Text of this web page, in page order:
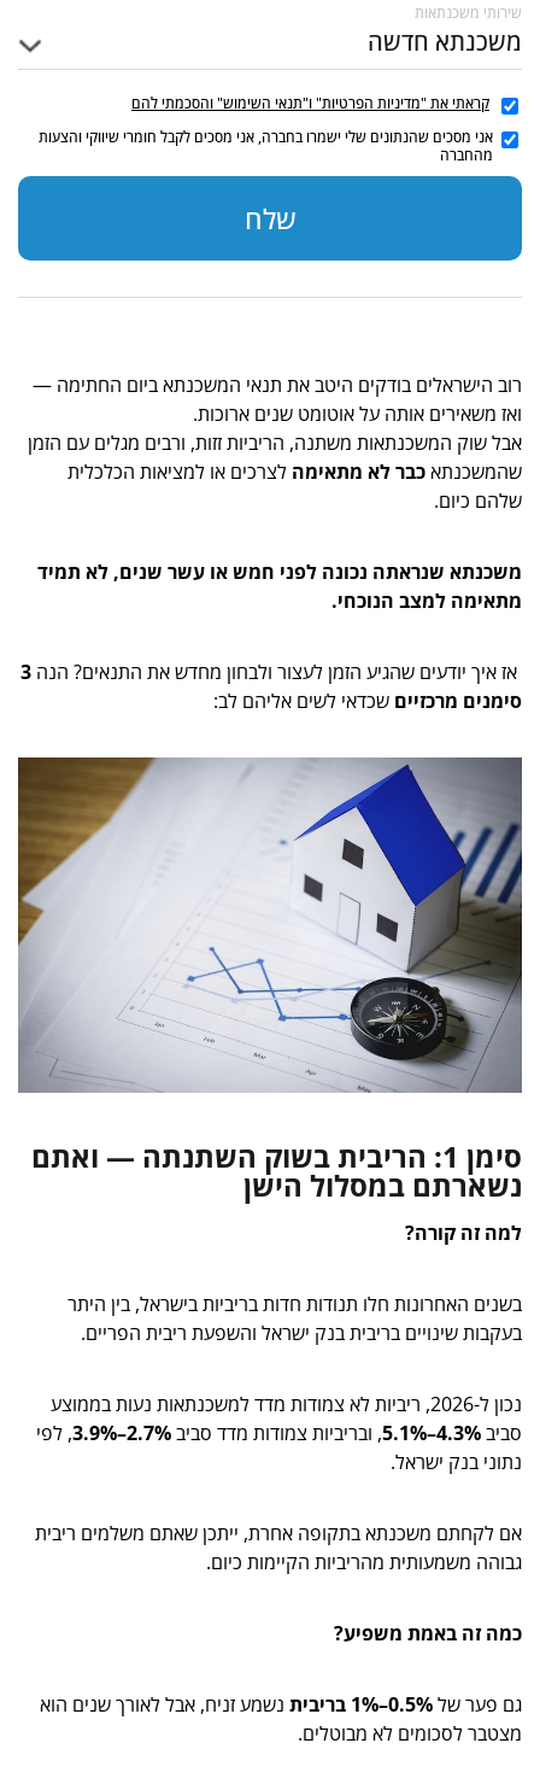
שירותי משכנתאות
קראתי את "מדיניות הפרטיות" ו"תנאי השימוש" והסכמתי להם
אני מסכים שהנתונים שלי ישמרו בחברה, אני מסכים לקבל חומרי שיווקי והצעות
מהחברה
שלח
רוב הישראלים בודקים היטב את תנאי המשכנתא ביום החתימה —
ואז משאירים אותה על אוטומט שנים ארוכות.
אבל שוק המשכנתאות משתנה, הריביות זזות, ורבים מגלים עם הזמן
שהמשכנתאכבר לא מתאימה לצרכים או למציאות הכלכלית
שלהם כיום.
משכנתא שנראתה נכונה לפני חמש או עשר שנים, לא תמיד
מתאימה למצב הנוכחי.
אז איך יודעים שהגיע הזמן לעצור ולבחון מחדש את התנאים? הנה 3
סימנים מרכזיים שכדאי לשים אליהם לב:
סימן 1: הריבית בשוק השתנתה — ואתם
נשארתם במסלול הישן
למה זה קורה?
בשנים האחרונות חלו תנודות חדות בריביות בישראל, בין היתר
בעקבות שינויים בריבית בנק ישראל והשפעת ריבית הפריים.
נכון ל-2026, ריביות לא צמודות מדד למשכנתאות נעות בממוצע
סביב4.3%–5.1% , ובריביות צמודות מדד סביב2.7%–3.9%
, לפי
נתוני בנק ישראל.
אם לקחתם משכנתא בתקופה אחרת, ייתכן שאתם משלמים ריבית
גבוהה משמעותית מהריביות הקיימות כיום.
כמה זה באמת משפיע?
גם פער של0.5%–1% בריבית
נשמע זניח, אבל לאורך שנים הוא
מצטבר לסכומים לא מבוטלים.